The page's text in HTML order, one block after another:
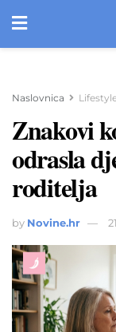
Naslovnica
Znakovi
odrasla
roditelja
by Novine.hr